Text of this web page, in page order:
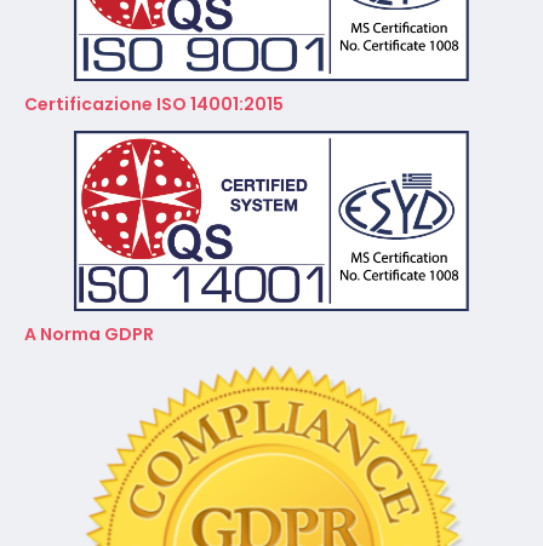
Certificazione ISO 14001:2015
A Norma GDPR